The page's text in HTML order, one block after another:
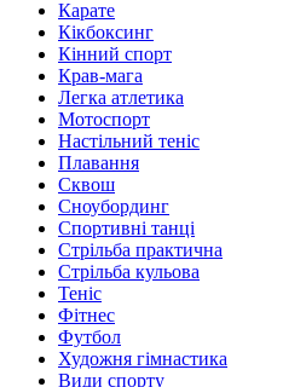
Карате
Кікбоксинг
Кінний спорт
Крав-мага
Легка атлетика
Мотоспорт
Настільний теніс
Плавання
Сквош
Сноубординг
Спортивні танці
Стрільба практична
Стрільба кульова
Теніс
Фітнес
Футбол
Художня гімнастика
Види спорту